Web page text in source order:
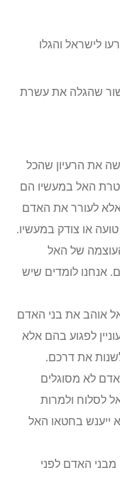
לישראל והגלו
שהגלה את עשרת
את הרעיון שהכל
האל במעשיו הם
לעורר את האדם
או צודק במעשיו.
של האל
אנחנו לומדים שיש
אוהב את בני האדם
לפגוע בהם אלא
את דרכם.
לא מסוגלים
לסלוח ולמרות
ייענש בחטאו האל
האדם לפני